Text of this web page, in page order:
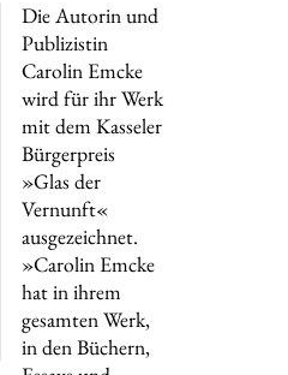
Die Autorin und
Publizistin
Carolin Emcke
wird für ihr Werk
mit dem Kasseler
Bürgerpreis
»Glas der
Vernunft«
ausgezeichnet.
»Carolin Emcke
hat in ihrem
gesamten Werk,
in den Büchern,